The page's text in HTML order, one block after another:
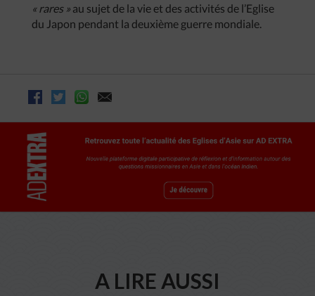
« rares » au sujet de la vie et des activités de l’Eglise
du Japon pendant la deuxième guerre mondiale.
A LIRE AUSSI